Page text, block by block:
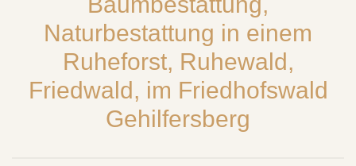
Naturbestattung in einem
Ruheforst, Ruhewald,
Friedwald, im Friedhofswald
Gehilfersberg